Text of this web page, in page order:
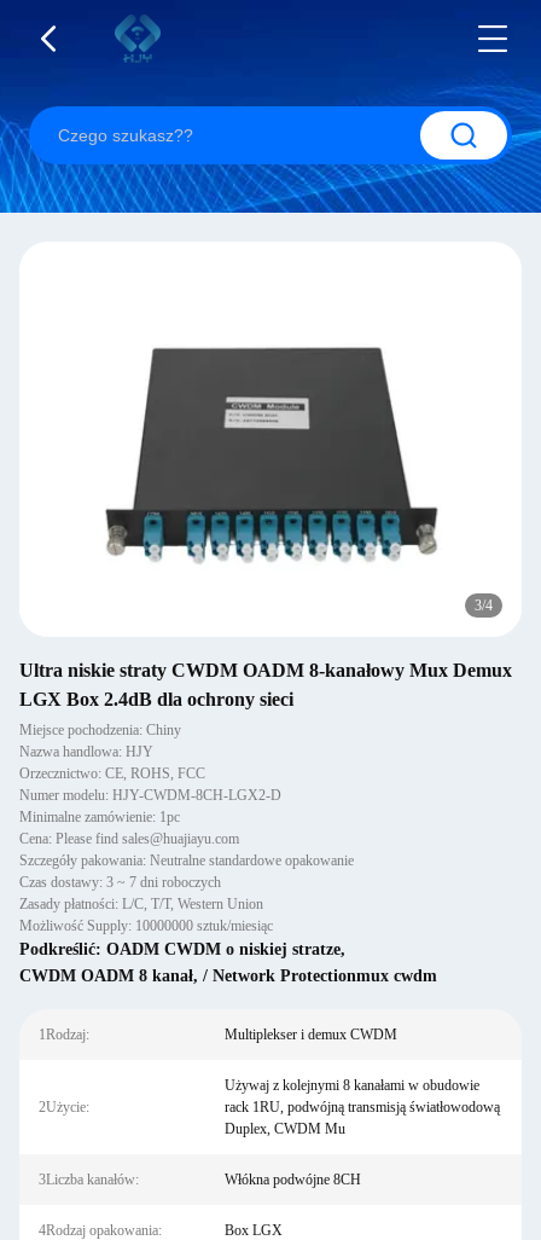
3/4
Ultra niskie straty CWDM OADM 8-kanałowy Mux Demux
LGX Box 2.4dB dla ochrony sieci
Miejsce pochodzenia: Chiny
Nazwa handlowa: HJY
Orzecznictwo: CE, ROHS, FCC
Numer modelu: HJY-CWDM-8CH-LGX2-D
Minimalne zamówienie: 1pc
Cena: Please find sales@huajiayu.com
Szczegóły pakowania: Neutralne standardowe opakowanie
Czas dostawy: 3 ~ 7 dni roboczych
Zasady płatności: L/C, T/T, Western Union
Możliwość Supply: 10000000 sztuk/miesiąc
Podkreślić: OADM CWDM o niskiej stratze,
CWDM OADM 8 kanał, / Network Protectionmux cwdm
1Rodzaj: Multiplekser i demux CWDM
2Użycie:
Używaj z kolejnymi 8 kanałami w obudowie
rack 1RU, podwójną transmisją światłowodową
Duplex, CWDM Mu
3Liczba kanałów: Włókna podwójne 8CH
4Rodzaj opakowania: Box LGX